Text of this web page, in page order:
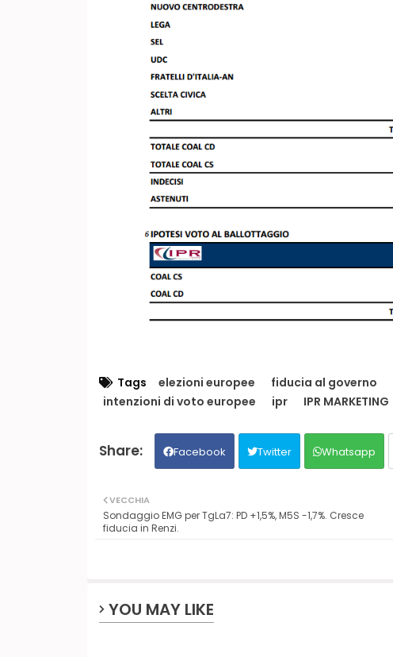
Tags elezioni europee fiducia al governo
intenzioni di voto europee
ipr IPR MARKETING
Facebook Twitter Whatsapp
VECCHIA
Sondaggio EMG per TgLa7: PD +1,5%, M5S -1,7%. Cresce
fiducia in Renzi.
YOU MAY LIKE